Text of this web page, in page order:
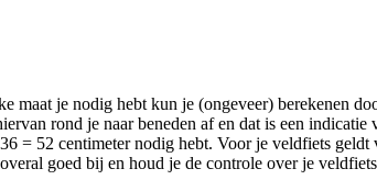
maat je nodig hebt kun je (ongeveer) berekenen
rond je naar beneden af en dat is een
= 52 centimeter nodig hebt. Voor je veldfiets
goed bij en houd je de controle over je